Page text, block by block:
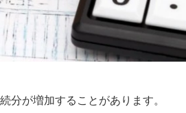
分が増加することがあります。